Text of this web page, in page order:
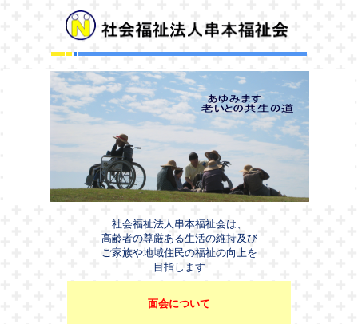
社会福祉法人串本福祉会は、
高齢者の尊厳ある生活の維持及び
ご家族や地域住民の福祉の向上を
目指します
面会について